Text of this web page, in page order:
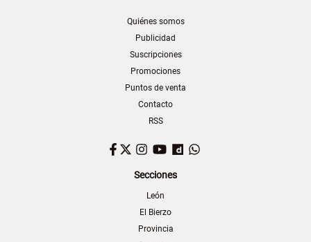
Quiénes somos
Publicidad
Suscripciones
Promociones
Puntos de venta
Contacto
RSS
Facebook
TwitterInstagram
YouTubeDailymotion
Secciones
León
El Bierzo
Provincia